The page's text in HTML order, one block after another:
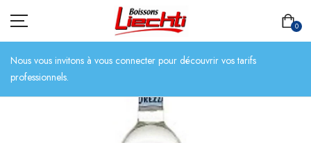
0
Nous vous invitons à vous connecter pour découvrir vos tarifs
professionnels.